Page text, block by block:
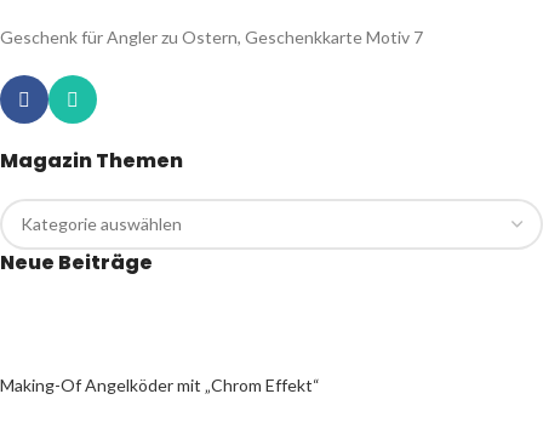
Geschenk für Angler zu Ostern, Geschenkkarte Motiv 7
Magazin Themen
Neue Beiträge
Making-Of Angelköder mit „Chrom Effekt“